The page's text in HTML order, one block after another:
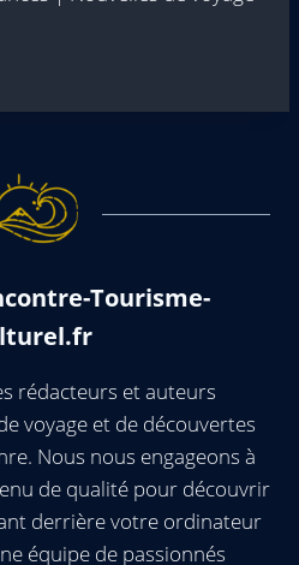
Tourisme-
rédacteurs et auteurs
voyage et de découvertes
Nous nous engageons à
de qualité pour découvrir
derrière votre ordinateur
équipe de passionnés